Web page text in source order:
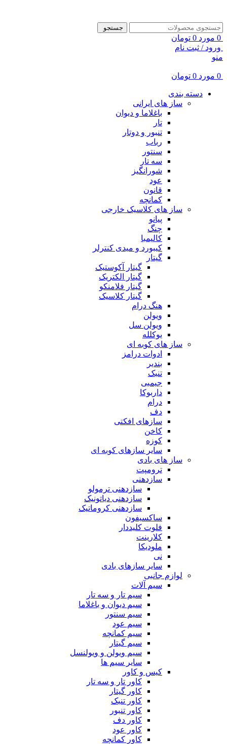
جستجو
0 مورد 0 تومان
ورود / ثبت نام
منو
0 مورد 0 تومان
دسته بندی
ساز های ایرانی
باغلاما و دیوان
تار
تنبور و دوتار
رباب
سنتور
سه تار
شورانگیز
عود
قانون
کمانچه
ساز های کلاسیک خارجی
پیانو
چنگ
کالیمبا
کیبورد و میدی کنترلر
گیتار
گیتار آکوستیک
گیتار الکتریک
گیتار فلامنکو
گیتار کلاسیک
هنگ درام
ویولن
ویولن سل
یوکلله
ساز های کوبه ای
ادوات درامز
بندیر
تنبک
جیمبی
داربوکا
درام
دف
سازهای افکتی
کاخن
کوزه
سایر سازهای کوبه ای
ساز های بادی
ترومپت
سازدهنی
سازدهنی ترمولو
سازدهنی دیاتونیک
سازدهنی کروماتیک
ساکسیفون
فلوت کلیددار
کلارینت
ملودیکا
نی
سایر سازهای بادی
لوازم جانبی
سیم آلات
سیم تار و سه تار
سیم دیوان و باغلاما
سیم سنتور
سیم عود
سیم کمانچه
سیم گیتار
سیم ویولن و ویولنسل
سایر سیم ها
کیس و کاور
کاور تار و سه تار
کاور گیتار
کاور تنبک
کاور تنبور
کاور دف
کاور عود
کاور کمانچه